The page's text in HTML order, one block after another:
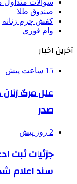
سوالات متداول
صندوق طلا
کفش چرم زنانه
وام فوری
آخرین اخبار
15 ساعت پیش
علل مرگ زنان
صدر
2 روز پیش
سند اعلام